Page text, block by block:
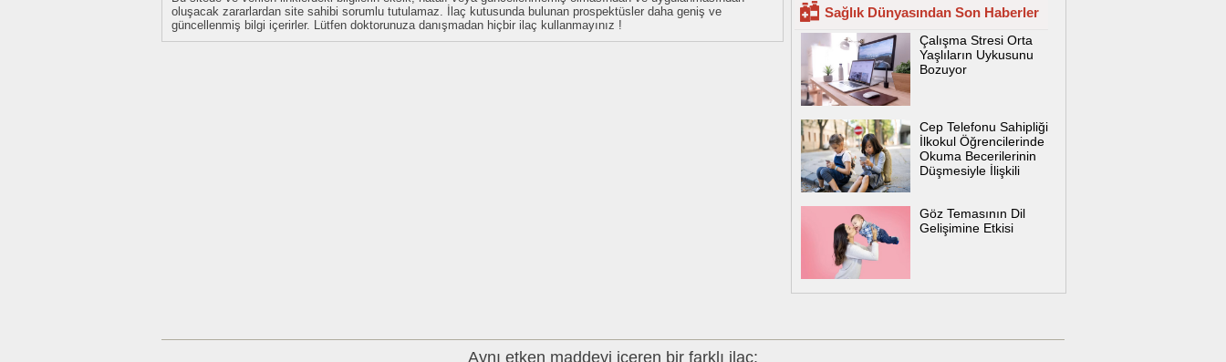
oluşacak zararlardan site sahibi sorumlu tutulamaz. İlaç kutusunda bulunan prospektüsler daha geniş ve
güncellenmiş bilgi içerirler. Lütfen doktorunuza danışmadan hiçbir ilaç kullanmayınız !
Sağlık Dünyasından Son Haberler
Çalışma Stresi Orta
Yaşlıların Uykusunu
Bozuyor
Cep Telefonu Sahipliği
İlkokul Öğrencilerinde
Okuma Becerilerinin
Düşmesiyle İlişkili
Göz Temasının Dil
Gelişimine Etkisi
Aynı etken maddeyi içeren bir farklı ilaç: